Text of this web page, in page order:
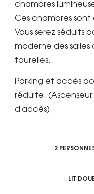
chambres
Ces chambres sont
Vous serez séduits
moderne des salles
tourelles.
Parking et accès
réduite.
d'accès)
2
LIT